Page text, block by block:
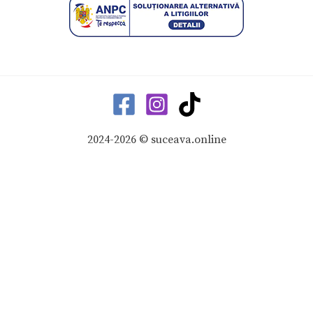
2024-2026 © suceava.online